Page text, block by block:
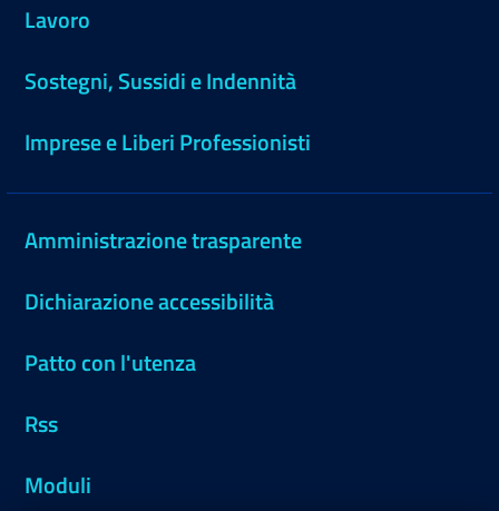
Lavoro
Sostegni, Sussidi e Indennità
Imprese e Liberi Professionisti
Amministrazione trasparente
Dichiarazione accessibilità
Patto con l'utenza
Rss
Moduli